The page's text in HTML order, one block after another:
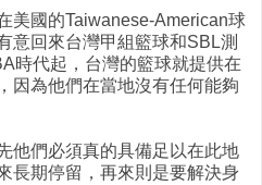
美國的Taiwanese-American球
意回來台灣甲組籃球和SBL測
時代起，台灣的籃球就提供在
因為他們在當地沒有任何能夠
他們必須真的具備足以在此地
長期停留，再來則是要解決身